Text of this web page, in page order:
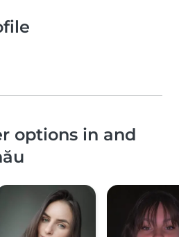
options in and